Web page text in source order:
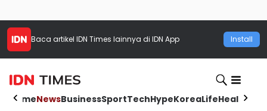
Baca artikel IDN Times lainnya di IDN App Install
HomeNewsBusinessSportTechHypeKoreaLifeHealth